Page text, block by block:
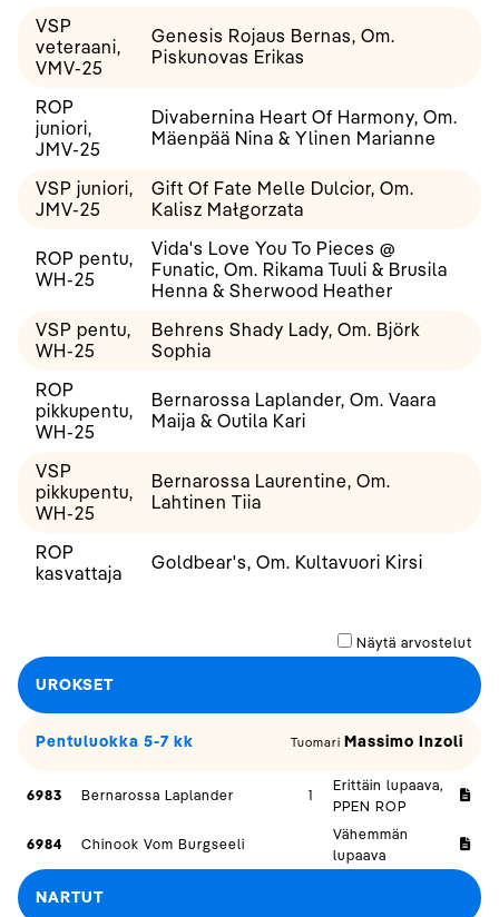
VSP
veteraani,
VMV-25
Genesis Rojaus Bernas, Om.
Piskunovas Erikas
ROP
juniori,
JMV-25
Divabernina Heart Of Harmony, Om.
Mäenpää Nina & Ylinen Marianne
VSP juniori,
JMV-25
Gift Of Fate Melle Dulcior, Om.
Kalisz Małgorzata
ROP pentu,
WH-25
Vida's Love You To Pieces @
Funatic, Om. Rikama Tuuli & Brusila
Henna & Sherwood Heather
VSP pentu,
WH-25
Behrens Shady Lady, Om. Björk
Sophia
ROP
pikkupentu,
WH-25
Bernarossa Laplander, Om. Vaara
Maija & Outila Kari
VSP
pikkupentu,
WH-25
Bernarossa Laurentine, Om.
Lahtinen Tiia
ROP
kasvattaja
Goldbear's, Om. Kultavuori Kirsi
Näytä arvostelut
UROKSET
Pentuluokka 5-7 kk Tuomari Massimo Inzoli
6983 Bernarossa Laplander 1
Erittäin lupaava,
PPEN ROP
6984 Chinook Vom Burgseeli
Vähemmän
lupaava
NARTUT